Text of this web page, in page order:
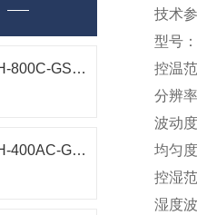
LRH-500C-GSIE/LRH-800C-GSIE人工气候箱技术参数
LRH-325C-GSIE/LRH-400AC-GSIE人工气候箱测试
技术
型号
控温
分辨
波动
均匀
控湿
湿度